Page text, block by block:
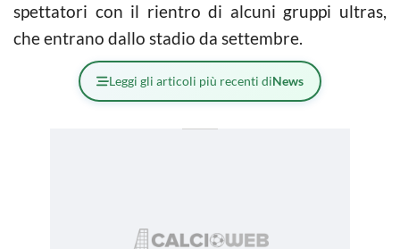
spettatori con il rientro di alcuni gruppi ultras,
che entrano dallo stadio da settembre.
Leggi gli articoli più recenti diNews